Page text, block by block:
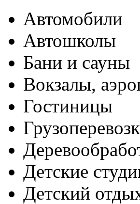
Автомобили
Автошколы
Бани и сауны
Вокзалы,
Гостиницы
Детские
Детский